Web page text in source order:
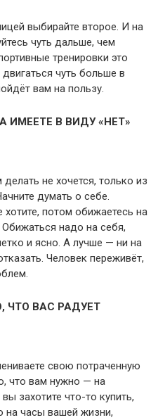
выбирайте второе. И на
чуть дальше, чем
тренировки это
чуть больше в
вам на пользу.
ИМЕЕТЕ В ВИДУ «НЕТ»
не хочется, только из
думать о себе.
потом обижаетесь на
надо на себя,
и ясно. А лучше — ни на
Человек переживёт,
ЧТО ВАС РАДУЕТ
свою потраченную
что вам нужно — на
захотите что-то купить,
на часы вашей жизни,